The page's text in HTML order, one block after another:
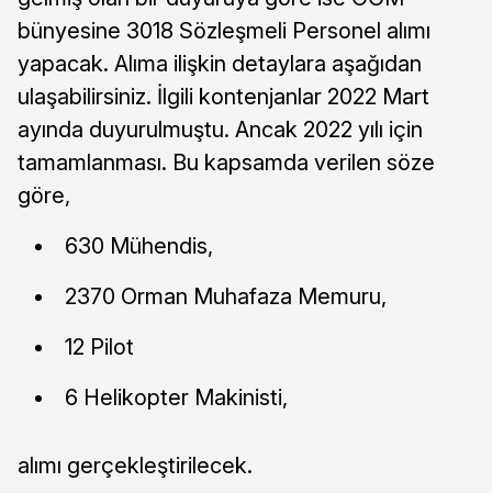
bünyesine 3018 Sözleşmeli Personel alımı
yapacak. Alıma ilişkin detaylara aşağıdan
ulaşabilirsiniz. İlgili kontenjanlar 2022 Mart
ayında duyurulmuştu. Ancak 2022 yılı için
tamamlanması. Bu kapsamda verilen söze
göre,
630 Mühendis,
2370 Orman Muhafaza Memuru,
12 Pilot
6 Helikopter Makinisti,
alımı gerçekleştirilecek.